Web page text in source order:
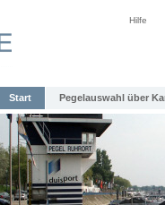
Hilfe
Start Pegelauswahl über